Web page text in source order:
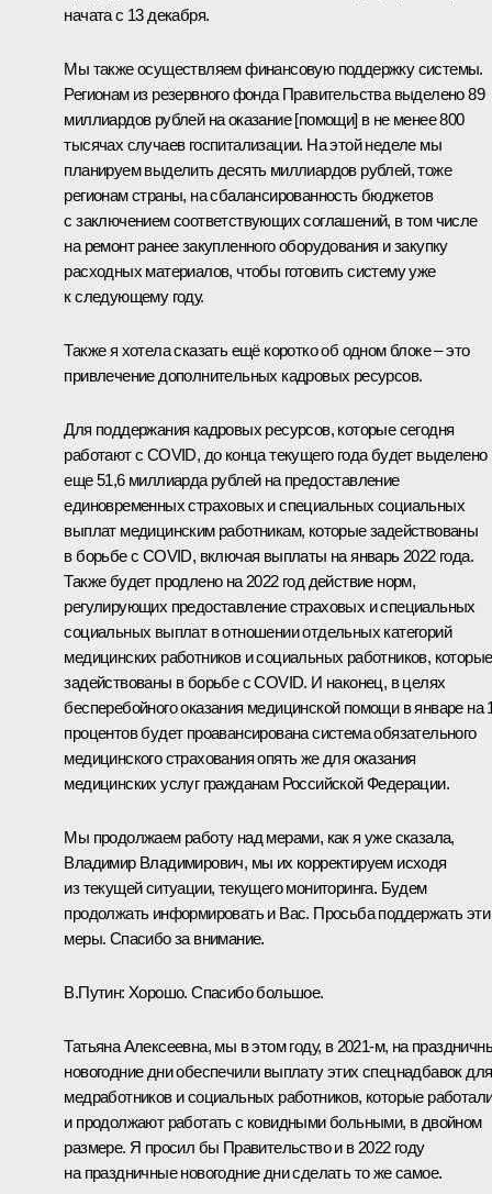
начата с 13 декабря.
Мы также осуществляем финансовую поддержку системы.
Регионам из резервного фонда Правительства выделено 89
миллиардов рублей на оказание [помощи] в не менее 800
тысячах случаев госпитализации. На этой неделе мы
планируем выделить десять миллиардов рублей, тоже
регионам страны, на сбалансированность бюджетов
с заключением соответствующих соглашений, в том числе
на ремонт ранее закупленного оборудования и закупку
расходных материалов, чтобы готовить систему уже
к следующему году.
Также я хотела сказать ещё коротко об одном блоке – это
привлечение дополнительных кадровых ресурсов.
Для поддержания кадровых ресурсов, которые сегодня
работают с COVID, до конца текущего года будет выделено
еще 51,6 миллиарда рублей на предоставление
единовременных страховых и специальных социальных
выплат медицинским работникам, которые задействованы
в борьбе с COVID, включая выплаты на январь 2022 года.
Также будет продлено на 2022 год действие норм,
регулирующих предоставление страховых и специальных
социальных выплат в отношении отдельных категорий
медицинских работников и социальных работников, которые
задействованы в борьбе с COVID. И наконец, в целях
бесперебойного оказания медицинской помощи в январе на
процентов будет проавансирована система обязательного
медицинского страхования опять же для оказания
медицинских услуг гражданам Российской Федерации.
Мы продолжаем работу над мерами, как я уже сказала,
Владимир Владимирович, мы их корректируем исходя
из текущей ситуации, текущего мониторинга. Будем
продолжать информировать и Вас. Просьба поддержать эти
меры. Спасибо за внимание.
В.Путин: Хорошо. Спасибо большое.
Татьяна Алексеевна, мы в этом году, в 2021-м, на
новогодние дни обеспечили выплату этих спецнадбавок для
медработников и социальных работников, которые
и продолжают работать с ковидными больными, в двойном
размере. Я просил бы Правительство и в 2022 году
на праздничные новогодние дни сделать то же самое.